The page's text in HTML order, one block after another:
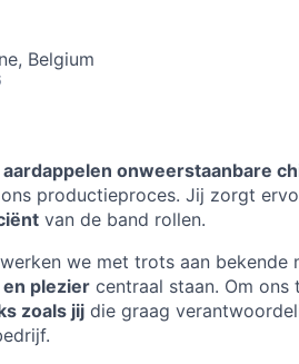
Belgium
onweerstaanbare
productieproces. Jij zorgt
van de band rollen.
werken we met trots aan bekende
plezier centraal staan. Om
zoals jij die graag